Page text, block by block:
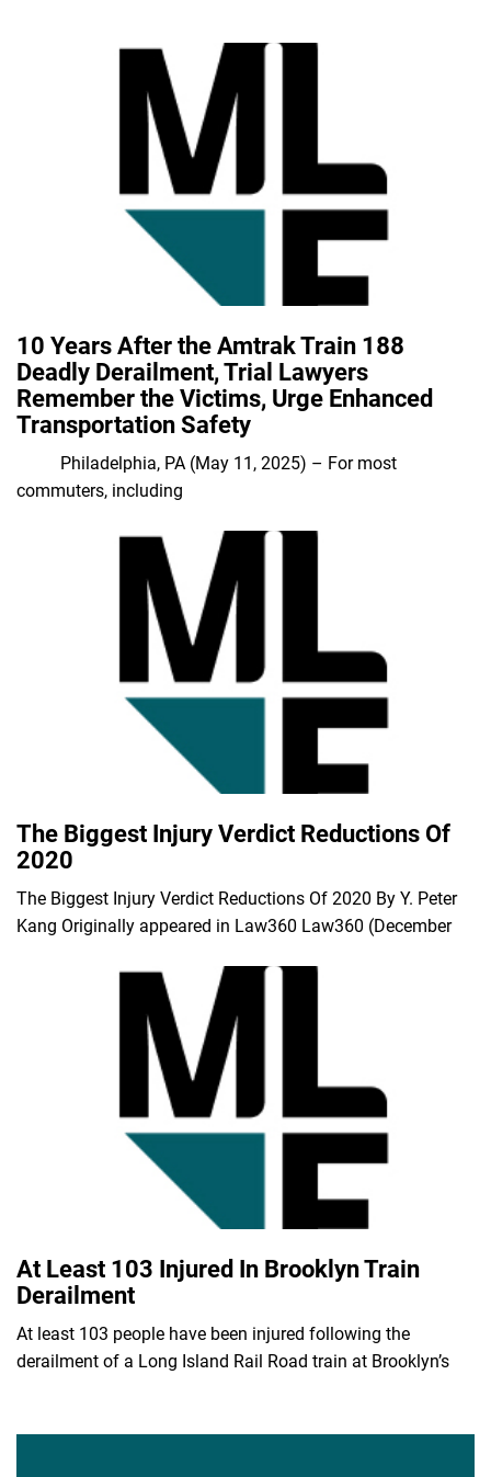
10 Years After the Amtrak Train 188
Deadly Derailment, Trial Lawyers
Remember the Victims, Urge Enhanced
Transportation Safety
Philadelphia, PA (May 11, 2025) – For most
commuters, including
The Biggest Injury Verdict Reductions Of
2020
The Biggest Injury Verdict Reductions Of 2020 By Y. Peter
Kang Originally appeared in Law360 Law360 (December
At Least 103 Injured In Brooklyn Train
Derailment
At least 103 people have been injured following the
derailment of a Long Island Rail Road train at Brooklyn’s